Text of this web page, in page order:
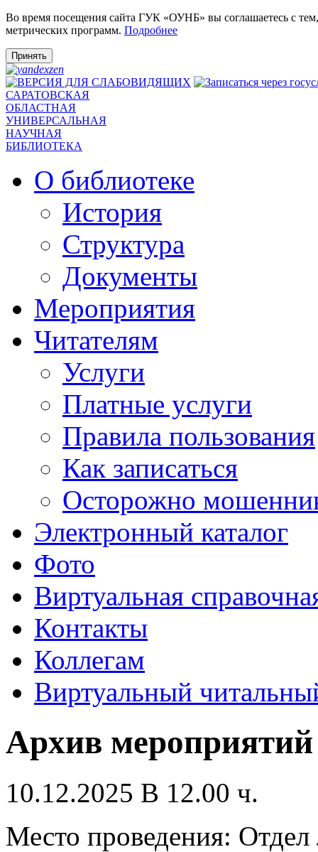
Во время посещения сайта ГУК «ОУНБ» вы соглашаетесь с
метрических программ. Подробнее
Принять
САРАТОВСКАЯ
ОБЛАСТНАЯ
УНИВЕРСАЛЬНАЯ
НАУЧНАЯ
БИБЛИОТЕКА
О библиотеке
История
Структура
Документы
Мероприятия
Читателям
Услуги
Платные услуги
Правила пользования
Как записаться
Осторожно
Электронный каталог
Фото
Виртуальная
Контакты
Коллегам
Виртуальный
Архив мероприятий
10.12.2025 В 12.00 ч.
Место проведения: Отдел